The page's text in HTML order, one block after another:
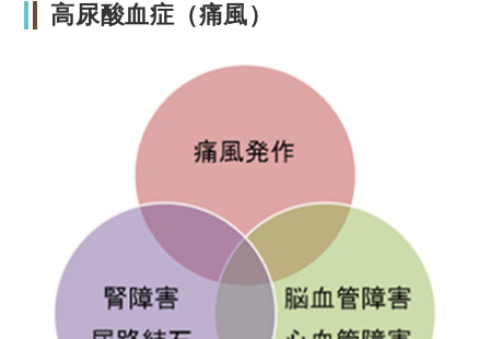
高尿酸血症（痛風）